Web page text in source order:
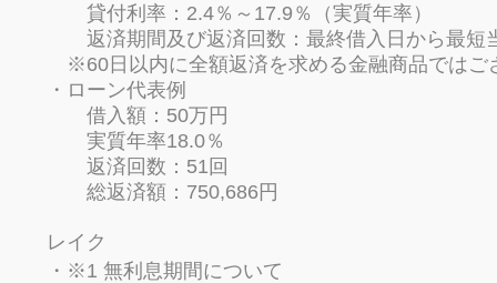
貸付利率：2.4％～17.9％（実質年率）
返済期間及び返済回数：最終借入日から最短
※60日以内に全額返済を求める金融商品ではご
ローン代表例
借入額：50万円
実質年率18.0％
返済回数：51回
総返済額：750,686円
レイク
※1 無利息期間について